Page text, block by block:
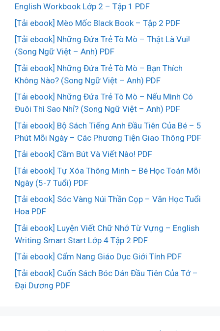
English Workbook Lớp 2 – Tập 1 PDF
[Tải ebook] Mèo Mốc Black Book – Tập 2 PDF
[Tải ebook] Những Đứa Trẻ Tò Mò – Thật Là Vui!
(Song Ngữ Việt – Anh) PDF
[Tải ebook] Những Đứa Trẻ Tò Mò – Bạn Thích
Không Nào? (Song Ngữ Việt – Anh) PDF
[Tải ebook] Những Đứa Trẻ Tò Mò – Nếu Mình Có
Đuôi Thì Sao Nhỉ? (Song Ngữ Việt – Anh) PDF
[Tải ebook] Bộ Sách Tiếng Anh Đầu Tiên Của Bé – 5
Phút Mỗi Ngày – Các Phương Tiện Giao Thông PDF
[Tải ebook] Cầm Bút Và Viết Nào! PDF
[Tải ebook] Tự Xóa Thông Minh – Bé Học Toán Mỗi
Ngày (5-7 Tuổi) PDF
[Tải ebook] Sóc Vàng Núi Thần Cọp – Văn Học Tuổi
Hoa PDF
[Tải ebook] Luyện Viết Chữ Nhớ Từ Vựng – English
Writing Smart Start Lớp 4 Tập 2 PDF
[Tải ebook] Cẩm Nang Giáo Dục Giới Tính PDF
[Tải ebook] Cuốn Sách Bóc Dán Đầu Tiên Của Tớ –
Đại Dương PDF